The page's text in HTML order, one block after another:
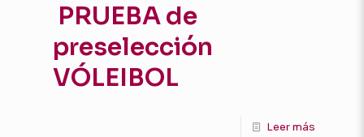
PRUEBA de
preselección
VÓLEIBOL
Leer más